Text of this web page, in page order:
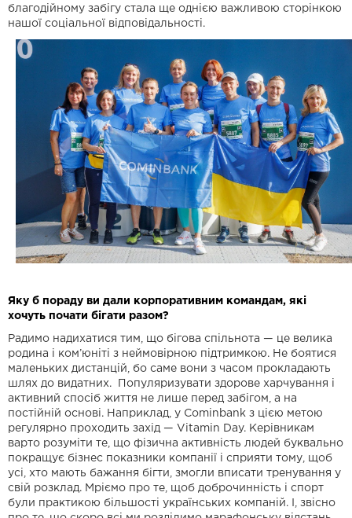
благодійному забігу стала ще однією важливою сторінкою
нашої соціальної відповідальності.
Яку б пораду ви дали корпоративним командам, які
хочуть почати бігати разом?
Радимо надихатися тим, що бігова спільнота — це велика
родина і ком’юніті з неймовірною підтримкою. Не боятися
маленьких дистанцій, бо саме вони з часом прокладають
шлях до видатних. Популяризувати здорове харчування і
активний спосіб життя не лише перед забігом, а на
постійній основі. Наприклад, у Cominbank з цією метою
регулярно проходить захід — Vitamin Day. Керівникам
варто розуміти те, що фізична активність людей буквально
покращує бізнес показники компанії і сприяти тому, щоб
усі, хто мають бажання бігти, змогли вписати тренування у
свій розклад. Мріємо про те, щоб доброчинність і спорт
були практикою більшості українських компаній. І, звісно